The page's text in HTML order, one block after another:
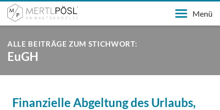
Menü
ALLE BEITRÄGE ZUM STICHWORT:
EuGH
Finanzielle Abgeltung des Urlaubs,